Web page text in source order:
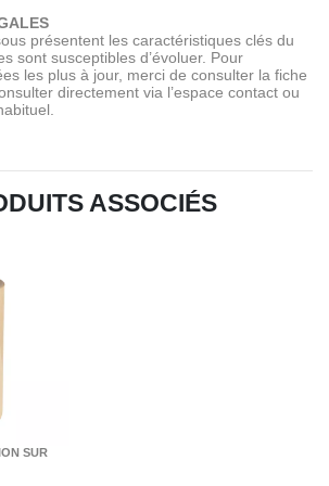
présentent les caractéristiques clés du
sont susceptibles d’évoluer. Pour
les plus à jour, merci de consulter la fiche
directement via l’espace contact ou
ASSOCIÉS
SUR